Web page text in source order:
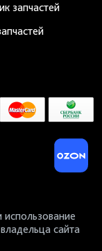
запчастей
сайта